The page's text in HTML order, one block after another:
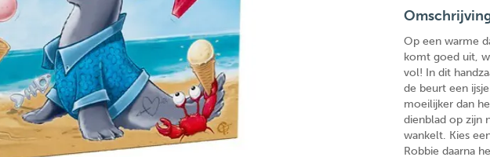
Op een warme
komt goed uit,
vol! In dit
de beurt een
moeilijker dan
dienblad op zijn
wankelt. Kies
Robbie daarna